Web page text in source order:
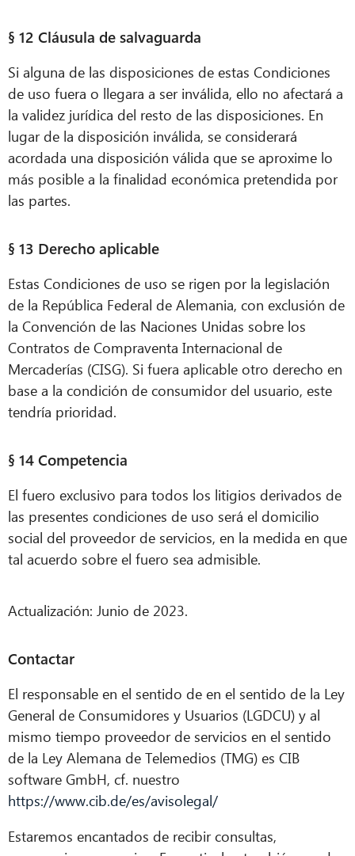
§ 12 Cláusula de salvaguarda
Si alguna de las disposiciones de estas Condiciones
de uso fuera o llegara a ser inválida, ello no afectará a
la validez jurídica del resto de las disposiciones. En
lugar de la disposición inválida, se considerará
acordada una disposición válida que se aproxime lo
más posible a la finalidad económica pretendida por
las partes.
§ 13 Derecho aplicable
Estas Condiciones de uso se rigen por la legislación
de la República Federal de Alemania, con exclusión de
la Convención de las Naciones Unidas sobre los
Contratos de Compraventa Internacional de
Mercaderías (CISG). Si fuera aplicable otro derecho en
base a la condición de consumidor del usuario, este
tendría prioridad.
§ 14 Competencia
El fuero exclusivo para todos los litigios derivados de
las presentes condiciones de uso será el domicilio
social del proveedor de servicios, en la medida en que
tal acuerdo sobre el fuero sea admisible.
Actualización: Junio de 2023.
Contactar
El responsable en el sentido de en el sentido de la Ley
General de Consumidores y Usuarios (LGDCU) y al
mismo tiempo proveedor de servicios en el sentido
de la Ley Alemana de Telemedios (TMG) es CIB
software GmbH, cf. nuestro
https://www.cib.de/es/avisolegal/
Estaremos encantados de recibir consultas,